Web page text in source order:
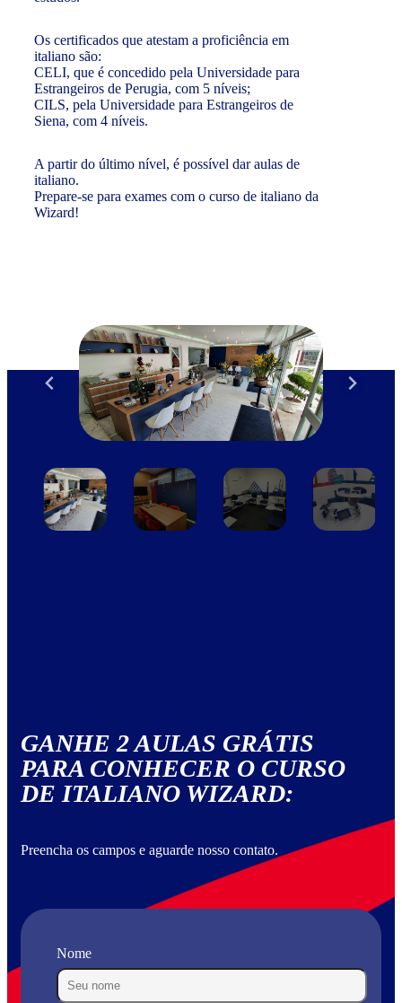
Os certificados que atestam a proficiência em
italiano são:
CELI, que é concedido pela Universidade para
Estrangeiros de Perugia, com 5 níveis;
CILS, pela Universidade para Estrangeiros de
Siena, com 4 níveis.
A partir do último nível, é possível dar aulas de
italiano.
Prepare-se para exames com o curso de italiano da
Wizard!
GANHE 2 AULAS GRÁTIS
PARA CONHECER O CURSO
DE ITALIANO WIZARD:
Preencha os campos e aguarde nosso contato.
Nome